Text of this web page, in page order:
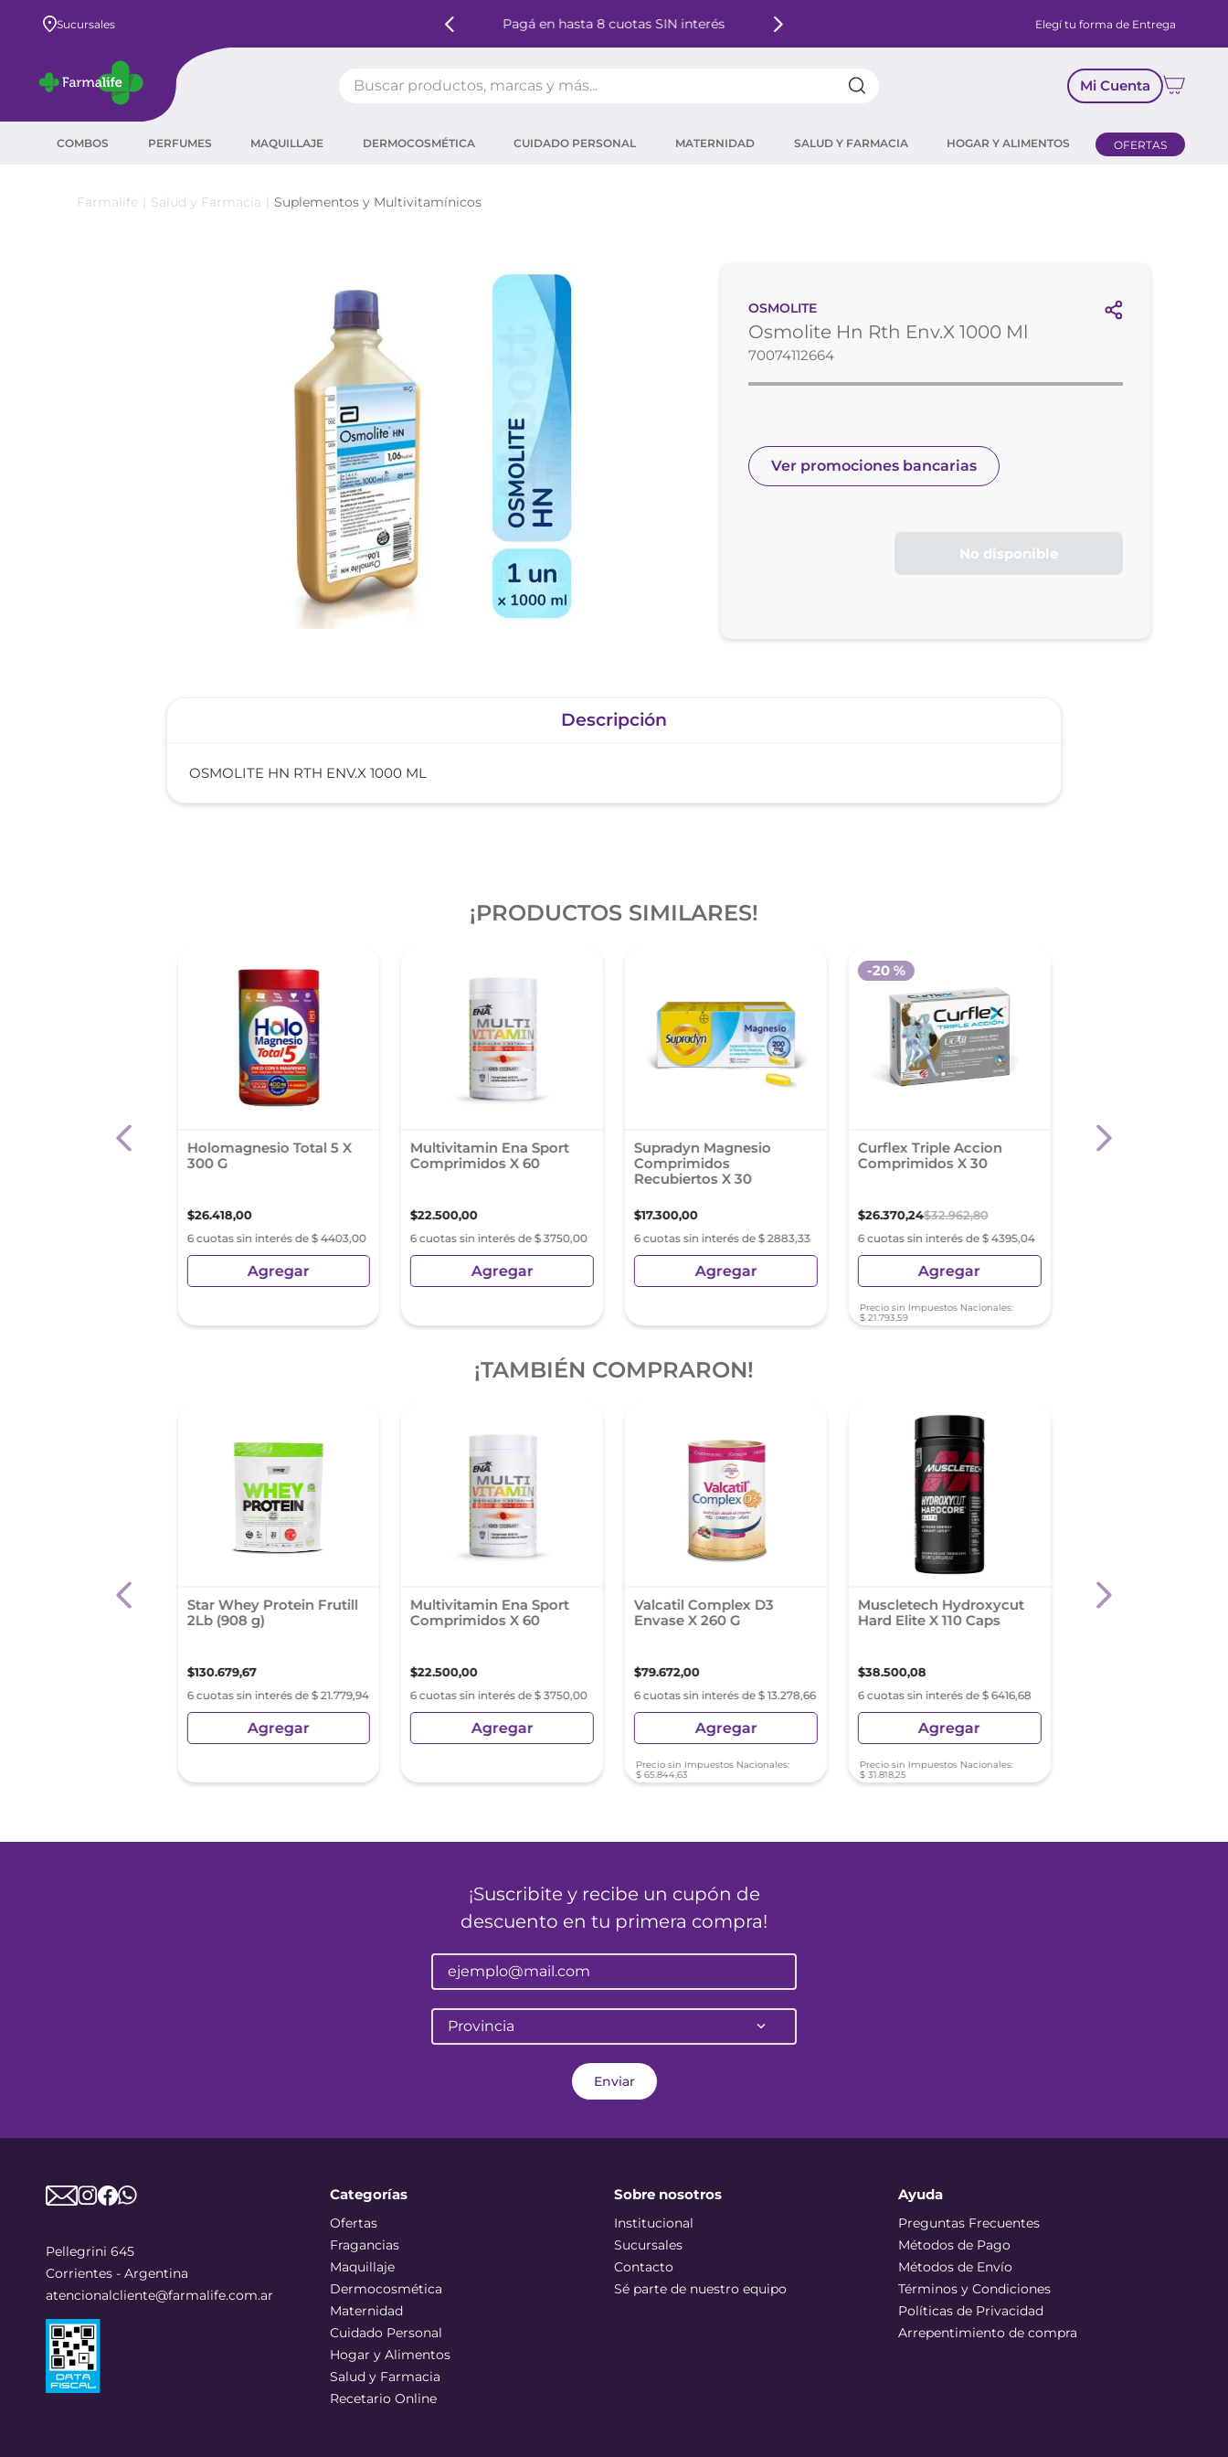
Sucursales Pagá en hasta 8 cuotas SIN interés Elegí tu forma de Entrega
Mi Cuenta
COMBOS PERFUMES MAQUILLAJE DERMOCOSMÉTICA CUIDADO PERSONAL MATERNIDAD SALUD Y FARMACIA HOGAR Y ALIMENTOS OFERTAS
Salud y Farmacia Suplementos y Multivitamínicos
OSMOLITE
Osmolite Hn Rth Env.X 1000 Ml
70074112664
Ver promociones bancarias
No disponible
Descripción
OSMOLITE HN RTH ENV.X 1000 ML
¡PRODUCTOS SIMILARES!
3 1000 Mg 60
Holomagnesio Total 5 X
300 G
$26.418,00
6 cuotas sin interés de $ 4403,00
Agregar
Multivitamin Ena Sport
Comprimidos X 60
$22.500,00
6 cuotas sin interés de $ 3750,00
Agregar
Supradyn Magnesio
Comprimidos
Recubiertos X 30
$17.300,00
6 cuotas sin interés de $ 2883,33
Agregar
Curflex Triple Accion
Comprimidos X 30
$26.370,24$32.962,80
6 cuotas sin interés de $ 4395,04
-20 %
Agregar
Precio sin Impuestos Nacionales:
$ 21.793,59
Truemade Whey
¡TAMBIÉN COMPRARON!
Star Whey Protein Frutill
2Lb (908 g)
$130.679,67
6 cuotas sin interés de $ 21.779,94
Agregar
Multivitamin Ena Sport
Comprimidos X 60
$22.500,00
6 cuotas sin interés de $ 3750,00
Agregar
Valcatil Complex D3
Envase X 260 G
$79.672,00
6 cuotas sin interés de $ 13.278,66
Agregar
Precio sin Impuestos Nacionales:
$ 65.844,63
Muscletech Hydroxycut
Hard Elite X 110 Caps
$38.500,08
6 cuotas sin interés de $ 6416,68
Agregar
Precio sin Impuestos Nacionales:
$ 31.818,25
Fito Chiacaps 30
¡Suscribite y recibe un cupón de
descuento en tu primera compra!
Provincia
Enviar
Pellegrini 645
Corrientes - Argentina
atencionalcliente@farmalife.com.ar
Categorías
Ofertas
Fragancias
Maquillaje
Dermocosmética
Maternidad
Cuidado Personal
Hogar y Alimentos
Salud y Farmacia
Recetario Online
Sobre nosotros
Institucional
Sucursales
Contacto
Sé parte de nuestro equipo
Ayuda
Preguntas Frecuentes
Métodos de Pago
Métodos de Envío
Términos y Condiciones
Políticas de Privacidad
Arrepentimiento de compra
máscara pestañas
retinol
tintura